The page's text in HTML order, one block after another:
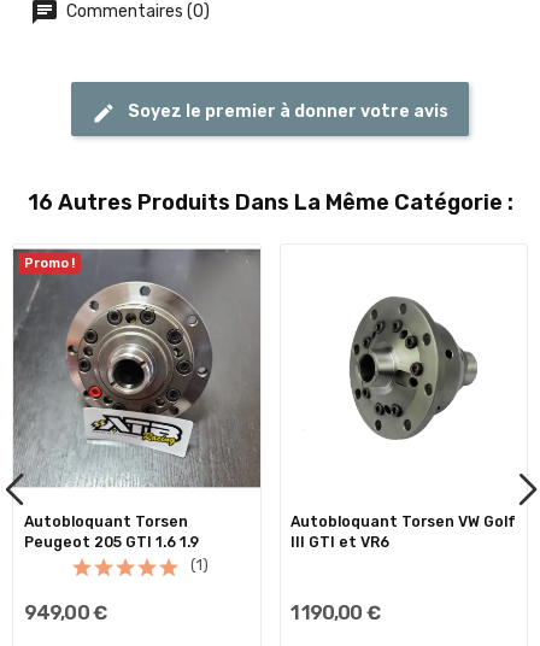
Commentaires (0)
Soyez le premier à donner votre avis
16 Autres Produits Dans La Même Catégorie :
Promo !
Autobloquant Torsen
Peugeot 205 GTI 1.6 1.9
(1)
949,00 €
Autobloquant Torsen VW Golf
III GTI et VR6
1 190,00 €